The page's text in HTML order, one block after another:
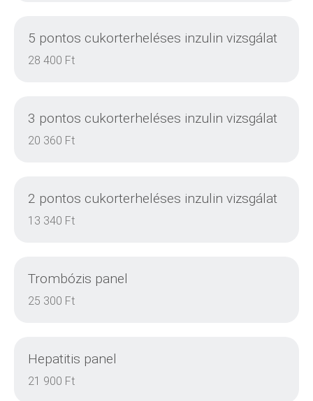
5 pontos cukorterheléses inzulin vizsgálat
28 400 Ft
3 pontos cukorterheléses inzulin vizsgálat
20 360 Ft
2 pontos cukorterheléses inzulin vizsgálat
13 340 Ft
Trombózis panel
25 300 Ft
Hepatitis panel
21 900 Ft